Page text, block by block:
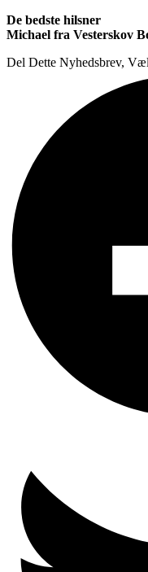
De bedste hilsner
Michael fra Vesterskov
Del Dette Nyhedsbrev,